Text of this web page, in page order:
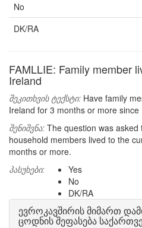
No
DK/RA
FAMLLIE: Family member
Ireland
შეკითხვის ტექსტი: Have family
Ireland for 3 months or more since
შენიშვნა: The question was
household members lived to the
months or more.
პასუხები:
Yes
No
DK/RA
ევროკავშირის მიმართ
ცოდნის შეფასება